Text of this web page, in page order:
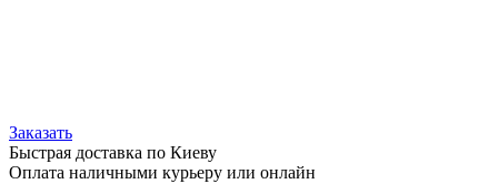
Заказать
Быстрая доставка по Киеву
Оплата наличными курьеру или онлайн